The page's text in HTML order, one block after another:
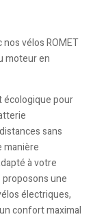
vélos ROMET
moteur en
écologique pour
sans
manière
à votre
proposons une
électriques,
confort maximal